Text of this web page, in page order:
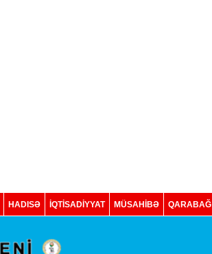
HADISƏ İQTISADIYYAT MÜSAHİBƏ QARABAĞ